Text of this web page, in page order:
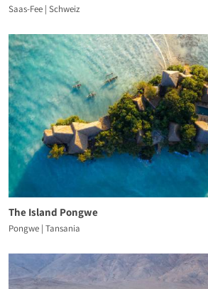
Saas-Fee | Schweiz
The Island Pongwe
Pongwe | Tansania